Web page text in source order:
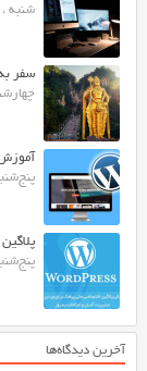
شنبه ، 10 آگوست
سفر به
چهارشنبه ،
پنج‌شنبه ، 13
پنج‌شنبه ، 25
آخرین دیدگاه‌ها